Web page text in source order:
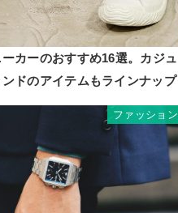
カーのおすすめ16選。カジュ
ドのアイテムもラインナップ
ファッション